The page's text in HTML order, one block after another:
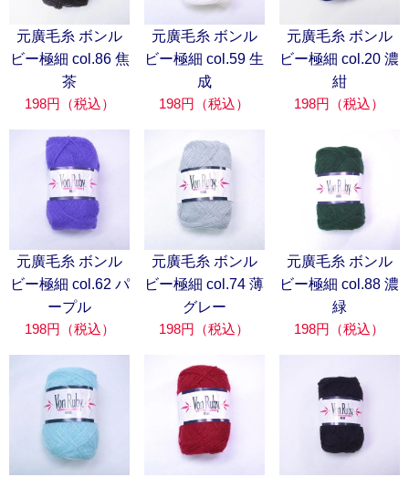
元廣毛糸 ボンル
ビー極細 col.86 焦
茶
198円（税込）
元廣毛糸 ボンル
ビー極細 col.59 生
成
198円（税込）
元廣毛糸 ボンル
ビー極細 col.20 濃
紺
198円（税込）
元廣毛糸 ボンル
ビー極細 col.62 パ
ープル
198円（税込）
元廣毛糸 ボンル
ビー極細 col.74 薄
グレー
198円（税込）
元廣毛糸 ボンル
ビー極細 col.88 濃
緑
198円（税込）